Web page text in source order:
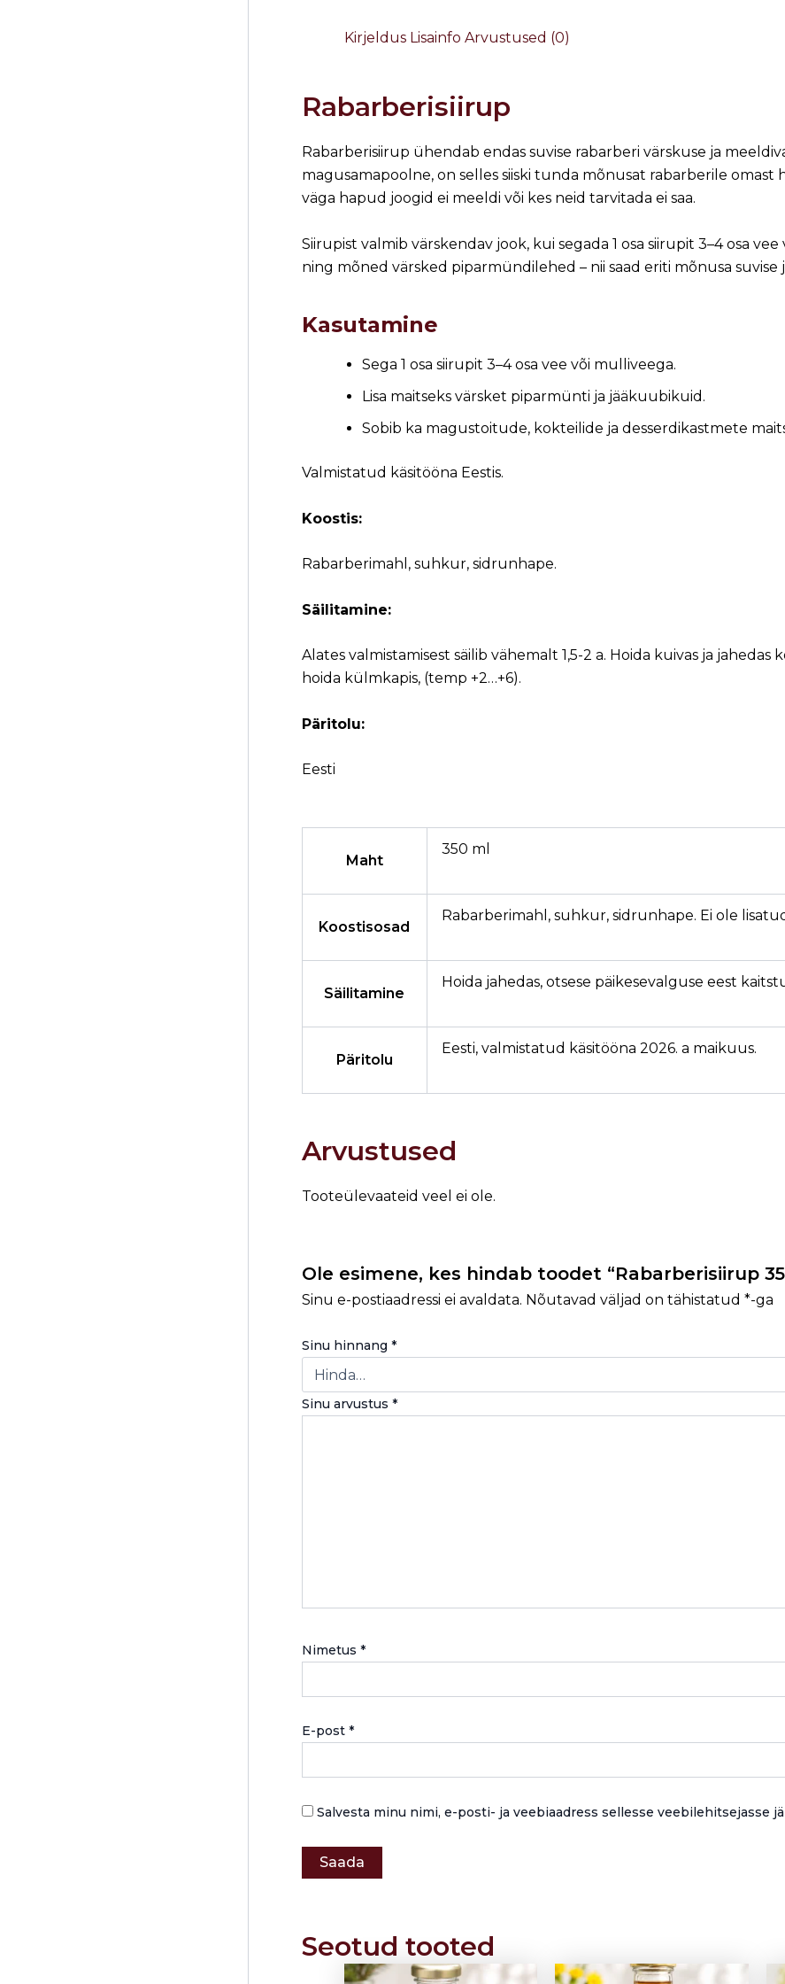
Kirjeldus Lisainfo Arvustused (0)
Rabarberisiirup
Rabarberisiirup ühendab endas suvise rabarberi värskuse ja
magusamapoolne, on selles siiski tunda mõnusat rabarberile
väga hapud joogid ei meeldi või kes neid tarvitada ei saa.
Siirupist valmib värskendav jook, kui segada 1 osa siirupit 3–4 osa
ning mõned värsked piparmündilehed – nii saad eriti mõnusa suvise
Kasutamine
Sega 1 osa siirupit 3–4 osa vee või mulliveega.
Lisa maitseks värsket piparmünti ja jääkuubikuid.
Sobib ka magustoitude, kokteilide ja desserdikastmete
Valmistatud käsitööna Eestis.
Koostis:
Rabarberimahl, suhkur, sidrunhape.
Säilitamine:
Alates valmistamisest säilib vähemalt 1,5-2 a. Hoida kuivas ja
hoida külmkapis, (temp +2…+6).
Päritolu:
Eesti
Maht
350 ml
Koostisosad
Rabarberimahl, suhkur, sidrunhape. Ei ole
Säilitamine
Hoida jahedas, otsese päikesevalguse eest
Päritolu
Eesti, valmistatud käsitööna 2026. a maikuus.
Arvustused
Tooteülevaateid veel ei ole.
Ole esimene, kes hindab toodet “Rabarberisiirup
Sinu e-postiaadressi ei avaldata. Nõutavad väljad on tähistatud *-ga
Sinu hinnang *
Sinu arvustus *
Nimetus *
E-post *
Salvesta minu nimi, e-posti- ja veebiaadress sellesse veebilehitsejasse
Seotud tooted
Price
This
Price